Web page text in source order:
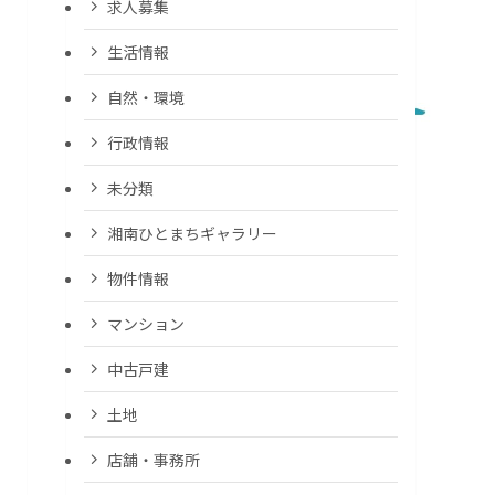
求人募集
生活情報
自然・環境
行政情報
未分類
湘南ひとまちギャラリー
物件情報
マンション
中古戸建
土地
店舗・事務所